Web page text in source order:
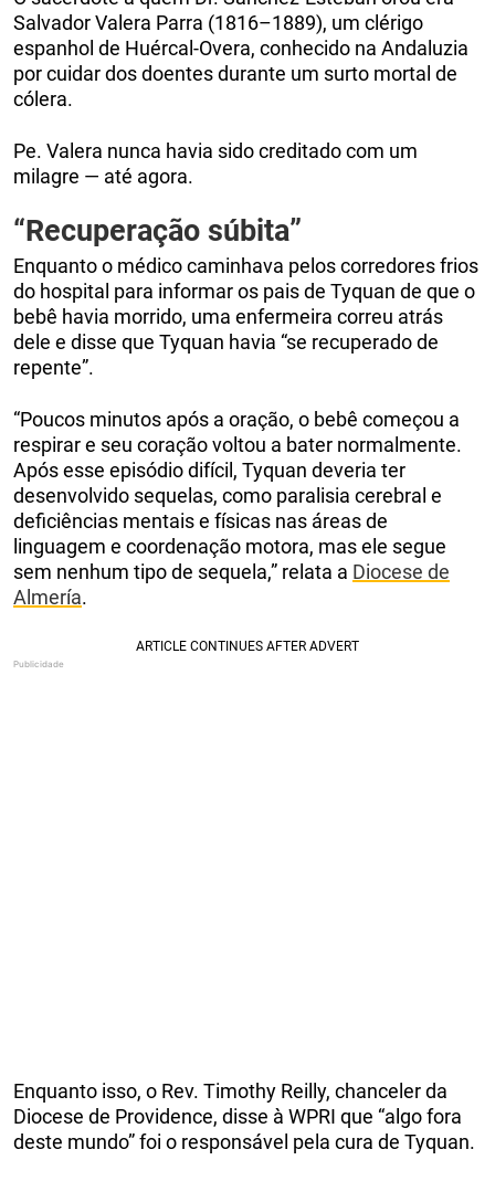
Salvador Valera Parra (1816–1889), um clérigo
espanhol de Huércal-Overa, conhecido na Andaluzia
por cuidar dos doentes durante um surto mortal de
cólera.
Pe. Valera nunca havia sido creditado com um
milagre — até agora.
“Recuperação súbita”
Enquanto o médico caminhava pelos corredores frios
do hospital para informar os pais de Tyquan de que o
bebê havia morrido, uma enfermeira correu atrás
dele e disse que Tyquan havia “se recuperado de
repente”.
“Poucos minutos após a oração, o bebê começou a
respirar e seu coração voltou a bater normalmente.
Após esse episódio difícil, Tyquan deveria ter
desenvolvido sequelas, como paralisia cerebral e
deficiências mentais e físicas nas áreas de
linguagem e coordenação motora, mas ele segue
sem nenhum tipo de sequela,” relata a Diocese de
Almería.
Enquanto isso, o Rev. Timothy Reilly, chanceler da
Diocese de Providence, disse à WPRI que “algo fora
deste mundo” foi o responsável pela cura de Tyquan.